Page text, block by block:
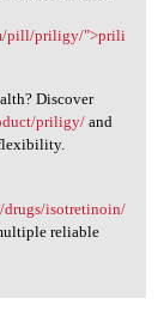
pill/priligy/">prili
Discover
priligy/and
flexibility.
isotretinoin/
reliable